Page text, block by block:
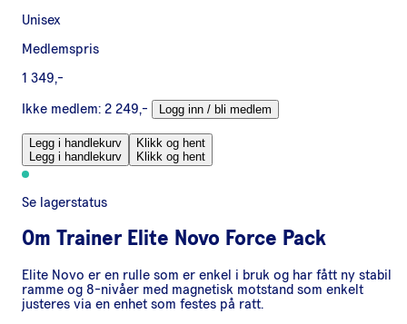
Unisex
Medlemspris
1 349,-
Ikke medlem: 2 249,- Logg inn / bli medlem
Legg i handlekurv
Legg i handlekurv
Klikk og hent
Klikk og hent
Se lagerstatus
Om Trainer Elite Novo Force Pack
Elite Novo er en rulle som er enkel i bruk og har fått ny stabil
ramme og 8-nivåer med magnetisk motstand som enkelt
justeres via en enhet som festes på ratt.